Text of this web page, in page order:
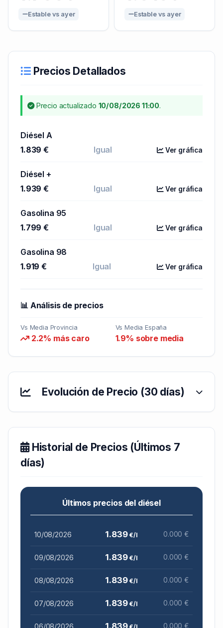
Estable vs ayer Estable vs ayer
Precios Detallados
Precio actualizado 10/08/2026 11:00.
Diésel A
1.839 €
Igual Ver gráfica
Diésel +
1.939 €
Igual Ver gráfica
Gasolina 95
1.799 €
Igual Ver gráfica
Gasolina 98
1.919 €
Igual Ver gráfica
📊 Análisis de precios
Vs Media Provincia
2.2% más caro
Vs Media España
1.9% sobre media
Evolución de Precio (30 días)
Historial de Precios (Últimos 7
días)
Últimos precios del diésel
10/08/2026 1.839€/l 0.000 €
09/08/2026 1.839€/l 0.000 €
08/08/2026 1.839€/l 0.000 €
07/08/2026 1.839€/l 0.000 €
06/08/2026 1.839 0.000 €